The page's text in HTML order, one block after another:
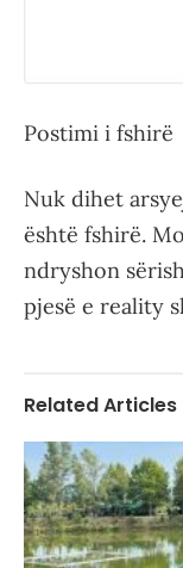
Postimi i fshirë
Nuk dihet
është fshirë.
ndryshon
pjesë e reality
Related Articles